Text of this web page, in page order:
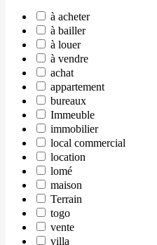
à acheter
à bailler
à louer
à vendre
achat
appartement
bureaux
Immeuble
immobilier
local commercial
location
lomé
maison
Terrain
togo
vente
villa